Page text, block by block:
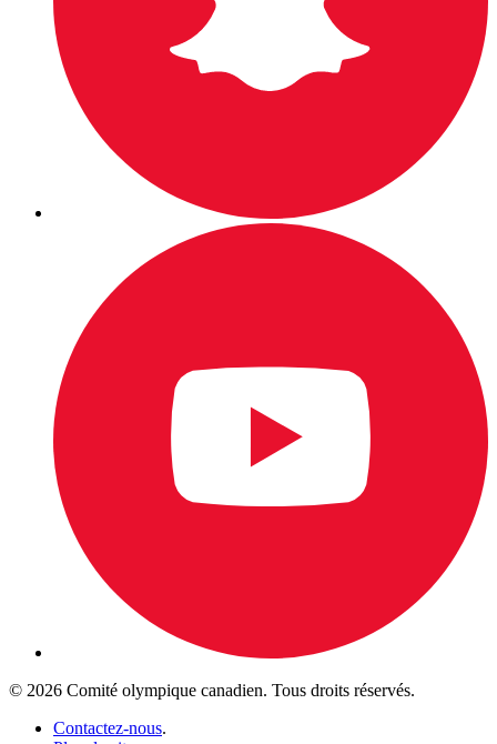
© 2026 Comité olympique canadien. Tous droits réservés.
Contactez-nous.